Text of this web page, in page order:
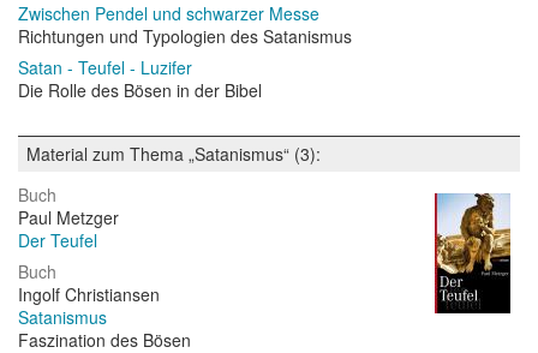
Zwischen Pendel und schwarzer Messe
Richtungen und Typologien des Satanismus
Satan - Teufel - Luzifer
Die Rolle des Bösen in der Bibel
Material zum Thema „Satanismus“ (3):
Buch
Paul Metzger
Der Teufel
Buch
Ingolf Christiansen
Satanismus
Faszination des Bösen